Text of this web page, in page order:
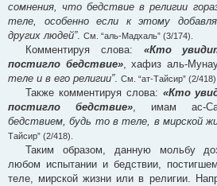
сомнения, что бедствие в религии
теле, особенно если к этому
других людей”. См. “аль-Мадхаль” (3/174).
Комментируя слова: «Кто
постигло бедствие», хафиз аль-
теле и в его религии”. См. “ат-Тайсир” (2/418).
Также комментируя слова: «Кто
постигло бедствие», имам ас-
бедствием, будь то в теле, в мирской
Тайсир” (2/418).
Таким образом, данную мольбу
любом испытании и бедствии,
теле, мирской жизни или в религии.